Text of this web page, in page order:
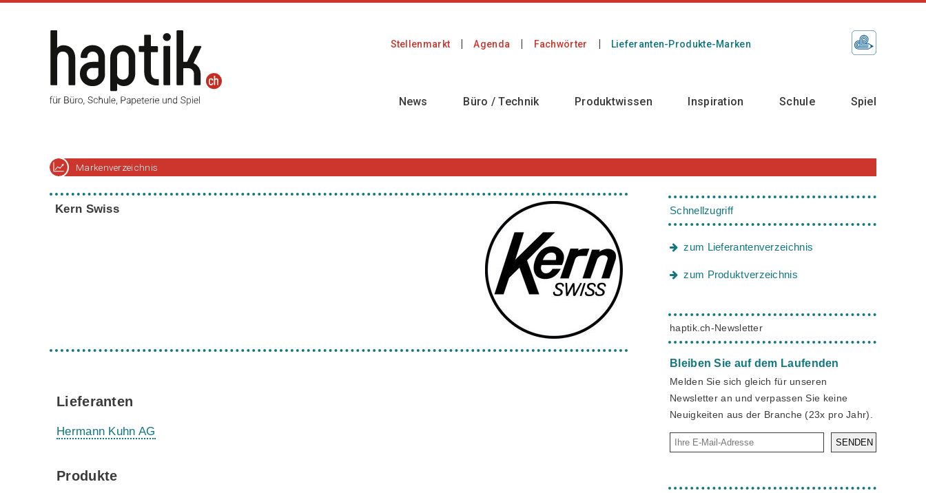
Stellenmarkt Agenda Fachwörter Lieferanten-Produkte-Marken
News Büro / Technik Produktwissen Inspiration Schule Spiel
Markenverzeichnis
Kern Swiss
Lieferanten
Hermann Kuhn AG
Produkte
Schnellzugriff
zum Lieferantenverzeichnis
zum Produktverzeichnis
haptik.ch-Newsletter
Bleiben Sie auf dem Laufenden
Melden Sie sich gleich für unseren
Newsletter an und verpassen Sie keine
Neuigkeiten aus der Branche (23x pro Jahr).
SENDEN